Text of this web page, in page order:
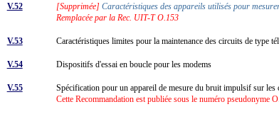
V.52 [Supprimée] Caractéristiques des appareils utilisés pour
Remplacée par la Rec. UIT-T O.153
V.53 Caractéristiques limites pour la maintenance des circuits de type
V.54 Dispositifs d'essai en boucle pour les modems
V.55
Spécification pour un appareil de mesure du bruit impulsif sur les
Cette Recommandation est publiée sous le numéro pseudonyme